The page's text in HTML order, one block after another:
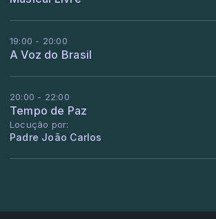
19:00 - 20:00
A Voz do Brasil
20:00 - 22:00
Tempo de Paz
Locução por:
Padre João Carlos